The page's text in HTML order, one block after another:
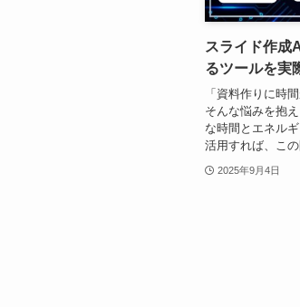
スライド作成
るツールを実
「資料作りに時
そんな悩みを抱
な時間とエネル
活用すれば、こ
2025年9月4日